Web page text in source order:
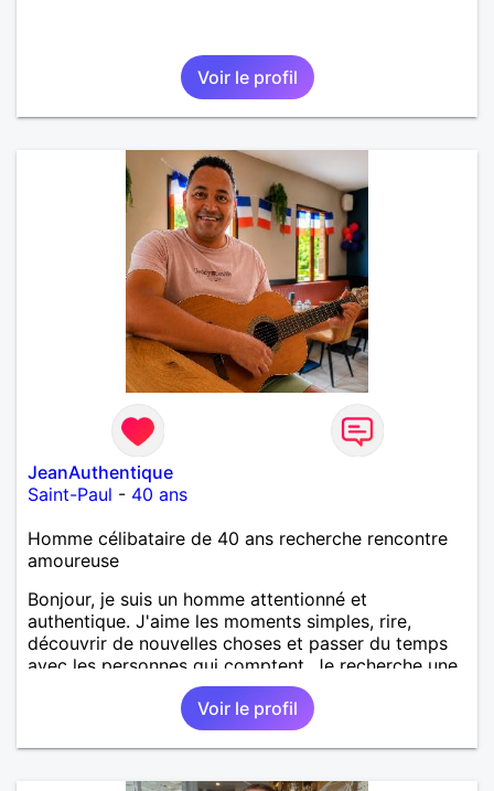
Voir le profil
JeanAuthentique
Saint-Paul - 40 ans
Homme célibataire de 40 ans recherche rencontre
amoureuse
Bonjour, je suis un homme attentionné et
authentique. J'aime les moments simples, rire,
découvrir de nouvelles choses et passer du temps
avec les personnes qui comptent. Je recherche une
relation sérieuse, basée sur le respect, la confiance
et la complicité. Au plaisir de faire connaissance.
Voir le profil